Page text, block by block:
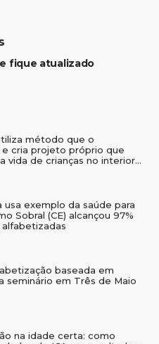
fique atualizado
usa exemplo da saúde para
baseada em